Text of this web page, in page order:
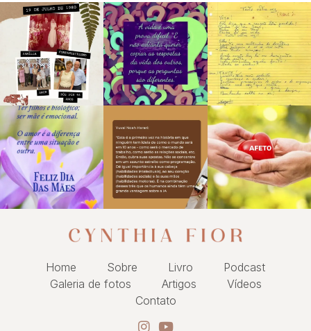
Home Sobre Livro
Podcast
Galeria de fotos
Artigos
Vídeos
Contato